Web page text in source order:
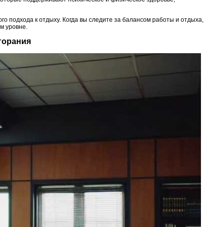
подхода к отдыху. Когда вы следите за балансом работы и отдыха,
уровне.